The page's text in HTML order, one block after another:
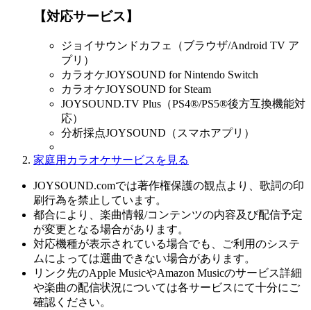
【対応サービス】
ジョイサウンドカフェ（ブラウザ/Android TV ア
プリ）
カラオケJOYSOUND for Nintendo Switch
カラオケJOYSOUND for Steam
JOYSOUND.TV Plus（PS4®/PS5®後方互換機能対
応）
分析採点JOYSOUND（スマホアプリ）
家庭用カラオケサービスを見る
JOYSOUND.comでは著作権保護の観点より、歌詞の印
刷行為を禁止しています。
都合により、楽曲情報/コンテンツの内容及び配信予定
が変更となる場合があります。
対応機種が表示されている場合でも、ご利用のシステ
ムによっては選曲できない場合があります。
リンク先のApple MusicやAmazon Musicのサービス詳細
や楽曲の配信状況については各サービスにて十分にご
確認ください。